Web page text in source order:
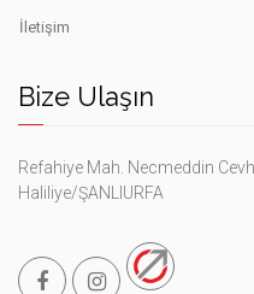
İletişim
Bize Ulaşın
Refahiye Mah. Necmeddin
Haliliye/ŞANLIURFA